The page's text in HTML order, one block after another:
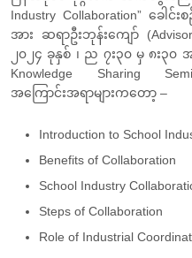
Industry Collaboration” ခေါင်း
အား ဆရာဦးဘုန်းကျော်
၂၀၂၄ ခုနှစ် ၊ ည ၇း၃၀ မှ ၈း၃၀
Knowledge Sharing
အကြောင်းအရာများကတော့ –
Introduction to School
Benefits of Collaboration
School Industry
Steps of Collaboration
Role of Industrial